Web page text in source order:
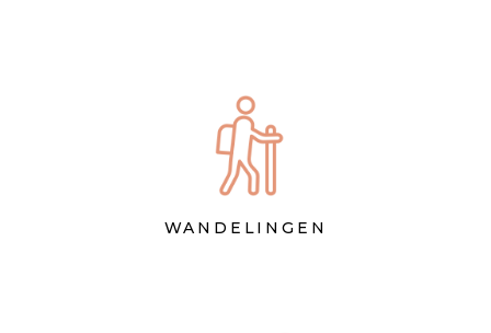
WANDELINGEN